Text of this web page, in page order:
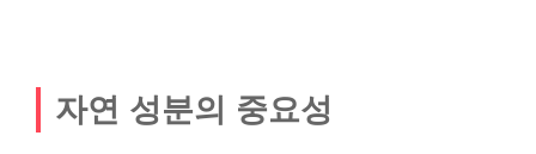
자연 성분의 중요성